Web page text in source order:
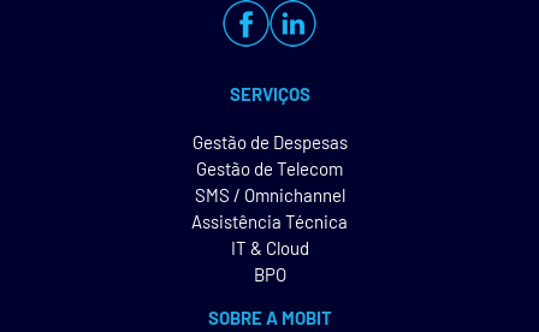
SERVIÇOS
Gestão de Despesas
Gestão de Telecom
SMS / Omnichannel
Assistência Técnica
IT & Cloud
BPO
SOBRE A MOBIT